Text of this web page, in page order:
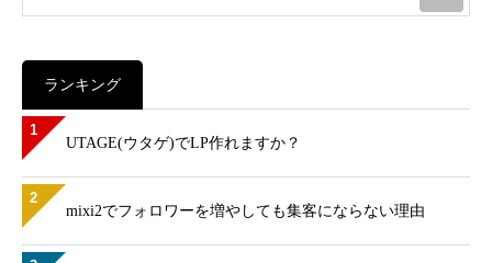
ランキング
1
UTAGE(ウタゲ)でLP作れますか？
2
mixi2でフォロワーを増やしても集客にならない理由